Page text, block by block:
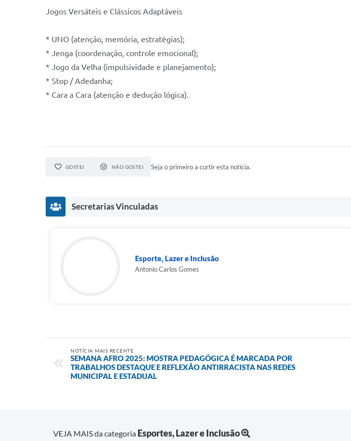
Jogos Versáteis e Clássicos Adaptáveis
* UNO (atenção, memória, estratégias);
* Jenga (coordenação, controle emocional);
* Jogo da Velha (impulsividade e planejamento);
* Stop / Adedanha;
* Cara a Cara (atenção e dedução lógica).
GOSTEI NÃO GOSTEI Seja o primeiro a curtir esta notícia.
Secretarias Vinculadas
Esporte, Lazer e Inclusão
Antonio Carlos Gomes
NOTÍCIA MAIS RECENTE
SEMANA AFRO 2025: MOSTRA PEDAGÓGICA É MARCADA POR
TRABALHOS DESTAQUE E REFLEXÃO ANTIRRACISTA NAS REDES
MUNICIPAL E ESTADUAL
VEJA MAIS da categoria Esportes, Lazer e Inclusão